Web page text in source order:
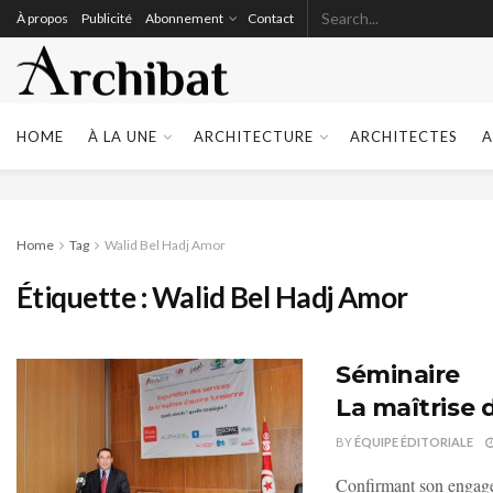
À propos Publicité Abonnement Contact
HOME À LA UNE ARCHITECTURE ARCHITECTES
Home Tag Walid Bel Hadj Amor
Étiquette :Walid Bel Hadj Amor
Séminaire
La maîtrise
BYÉQUIPE ÉDITORIALE
Confirmant son